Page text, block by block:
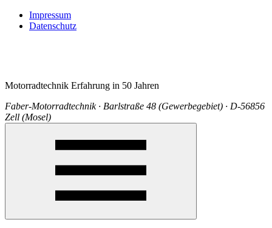
Impressum
Datenschutz
Motorradtechnik Erfahrung in 50 Jahren
Faber-Motorradtechnik · Barlstraße 48 (Gewerbegebiet) · D-56856
Zell (Mosel)